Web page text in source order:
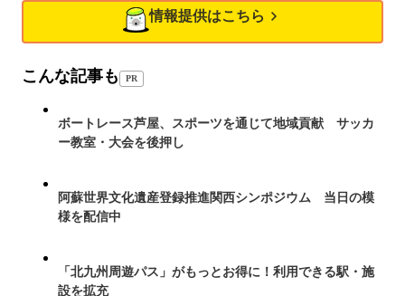
情報提供はこちら
こんな記事も PR
ボートレース芦屋、スポーツを通じて地域貢献 サッカ
ー教室・大会を後押し
阿蘇世界文化遺産登録推進関西シンポジウム 当日の模
様を配信中
「北九州周遊パス」がもっとお得に！利用できる駅・施
設を拡充